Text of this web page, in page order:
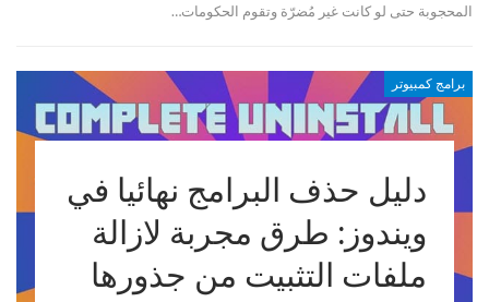
المحجوبة حتى لو كانت غير مُضرّة وتقوم الحكومات…
برامج كمبيوتر
دليل حذف البرامج نهائيا في
ويندوز: طرق مجربة لازالة
ملفات التثبيت من جذورها